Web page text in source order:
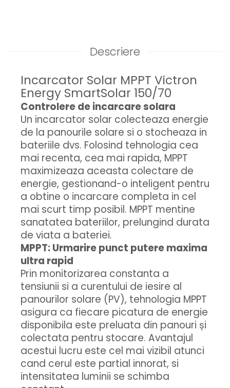
Descriere
Incarcator Solar MPPT Victron
Energy SmartSolar 150/70
Controlere de incarcare solara
Un incarcator solar colecteaza energie
de la panourile solare si o stocheaza in
bateriile dvs. Folosind tehnologia cea
mai recenta, cea mai rapida, MPPT
maximizeaza aceasta colectare de
energie, gestionand-o inteligent pentru
a obtine o incarcare completa in cel
mai scurt timp posibil. MPPT mentine
sanatatea bateriilor, prelungind durata
de viata a bateriei.
MPPT: Urmarire punct putere maxima
ultra rapid
Prin monitorizarea constanta a
tensiunii si a curentului de iesire al
panourilor solare (PV), tehnologia MPPT
asigura ca fiecare picatura de energie
disponibila este preluata din panouri și
colectata pentru stocare. Avantajul
acestui lucru este cel mai vizibil atunci
cand cerul este partial innorat, si
intensitatea luminii se schimba